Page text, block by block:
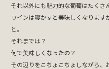
それ以外にも魅力的な葡萄はたくさ
ワインは寝かすと美味しくなりま
と。
それまでは？
何で美味しくなったの？
その辺りをこちょこちょしながら、